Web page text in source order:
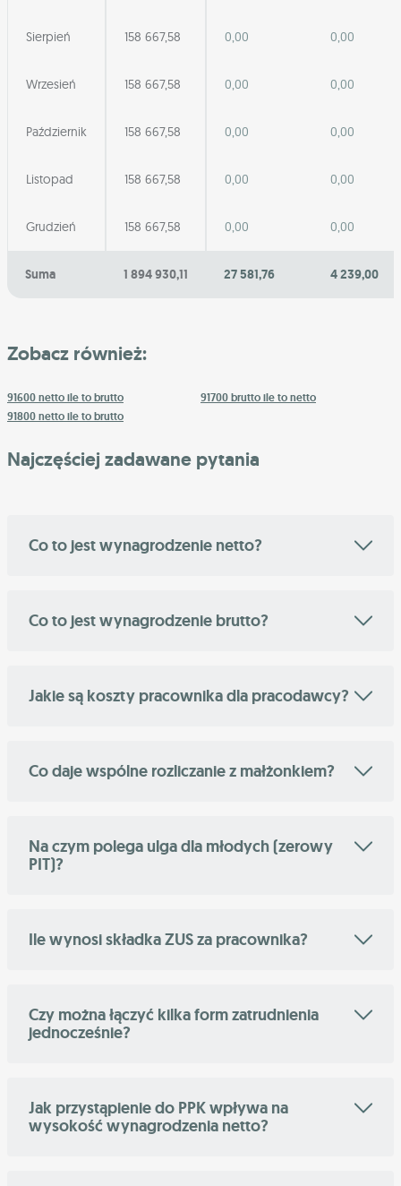
Sierpień 158 667,58 0,00 0,00
Wrzesień 158 667,58 0,00 0,00
Październik 158 667,58 0,00 0,00
Listopad 158 667,58 0,00 0,00
Grudzień 158 667,58 0,00 0,00
Suma 1 894 930,11 27 581,76 4 239,00
Zobacz również:
91600 netto ile to brutto
91700 brutto ile to netto
91800 netto ile to brutto
Najczęściej zadawane pytania
Co to jest wynagrodzenie netto?
Co to jest wynagrodzenie brutto?
Jakie są koszty pracownika dla pracodawcy?
Co daje wspólne rozliczanie z małżonkiem?
Na czym polega ulga dla młodych (zerowy
PIT)?
Ile wynosi składka ZUS za pracownika?
Czy można łączyć kilka form zatrudnienia
jednocześnie?
Jak przystąpienie do PPK wpływa na
wysokość wynagrodzenia netto?